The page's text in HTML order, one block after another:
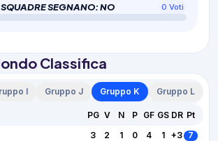
SEGNANO: NO 0 Voti
Classifica
I Gruppo J Gruppo K Gruppo L
PG V N P GF GS DR Pt
3 2 1 0 4 1 +3 7